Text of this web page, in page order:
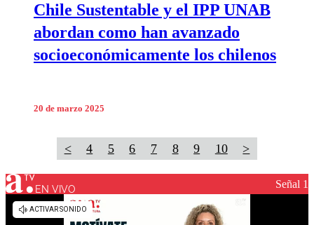
Chile Sustentable y el IPP UNAB
abordan como han avanzado
socioeconómicamente los chilenos
20 de marzo 2025
< 4 5 6 7 8 9 10 >
EN VIVO Señal 1